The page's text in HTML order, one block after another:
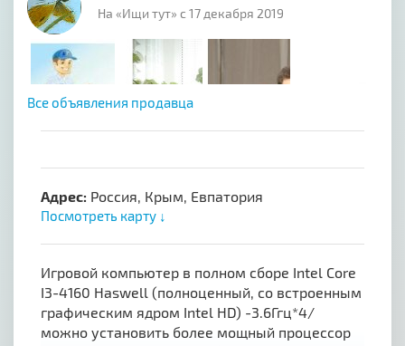
На «Ищи тут» с 17 декабря 2019
Все объявления продавца
Адрес: Россия, Крым, Евпатория
Посмотреть карту ↓
Игровой компьютер в полном сборе Intel Core
I3-4160 Haswell (полноценный, со встроенным
графическим ядром Intel HD) -3.6Ггц*4/
можно установить более мощный процессор